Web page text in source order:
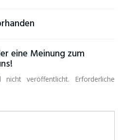
eine Meinung zum
nicht veröffentlicht. Erforderliche